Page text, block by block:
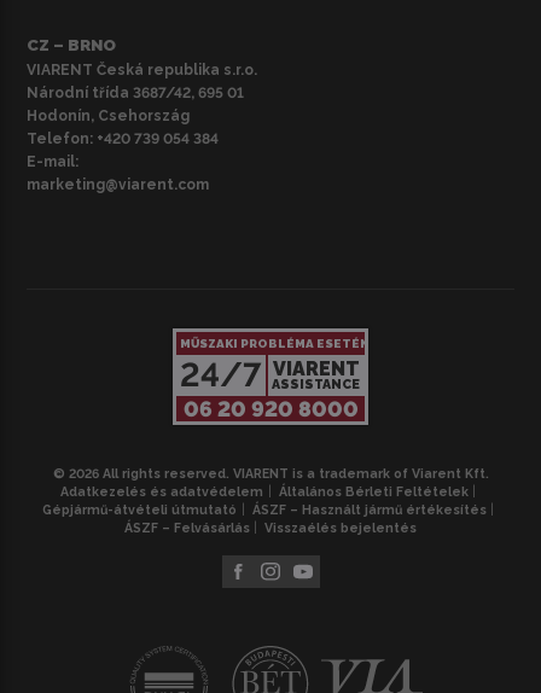
CZ – BRNO
VIARENT Česká republika s.r.o.
Národní třída 3687/42, 695 01
Hodonín, Csehország
Telefon: +420 739 054 384
E-mail:
marketing@viarent.com
MŰSZAKI PROBLÉMA ESETÉN
24/7 VIARENT
ASSISTANCE
06 20 920 8000
© 2026 All rights reserved. VIARENT is a trademark of Viarent Kft.
Adatkezelés és adatvédelem
Általános Bérleti Feltételek
Gépjármű-átvételi útmutató
ÁSZF – Használt jármű értékesítés
ÁSZF – Felvásárlás
Visszaélés bejelentés